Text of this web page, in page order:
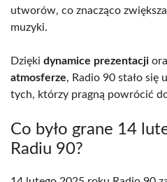
utworów, co znacząco
muzyki.
Dzięki dynamice prezentacji
atmosferze, Radio 90 stało się
tych, którzy pragną powrócić
Co było grane 14
Radiu 90?